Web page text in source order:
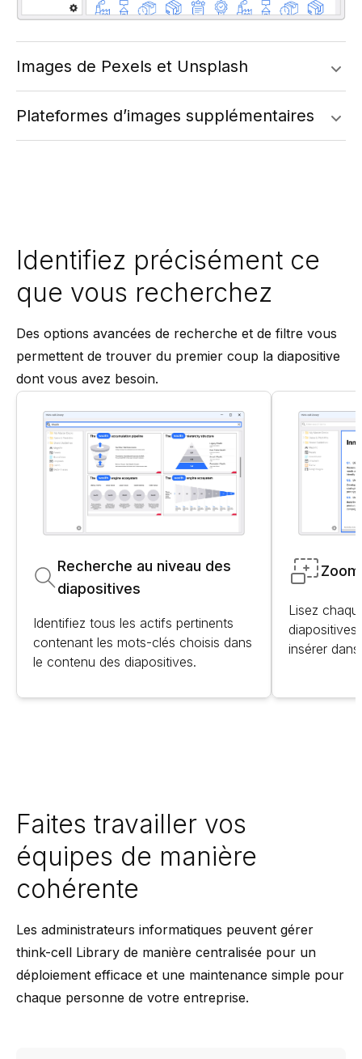
Images de Pexels et Unsplash
Plateformes d’images supplémentaires
Identifiez précisément ce
que vous recherchez
Des options avancées de recherche et de filtre vous
permettent de trouver du premier coup la diapositive
dont vous avez besoin.
Recherche au niveau des
diapositives
Identifiez tous les actifs pertinents
contenant les mots-clés choisis dans
le contenu des diapositives.
Lisez
diapositives
insérer
Faites travailler vos
équipes de manière
cohérente
Les administrateurs informatiques peuvent gérer
think-cell Library de manière centralisée pour un
déploiement efficace et une maintenance simple pour
chaque personne de votre entreprise.